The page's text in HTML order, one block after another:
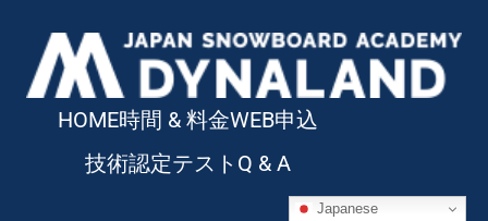
HOME時間 & 料金WEB申込
技術認定テスト Q & A
Japanese